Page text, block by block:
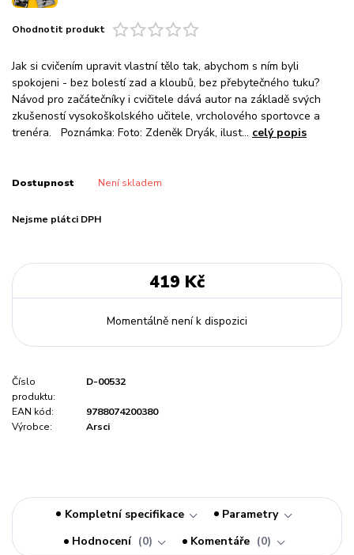
Ohodnotit produkt
Jak si cvičením upravit vlastní tělo tak, abychom s ním byli
spokojeni - bez bolestí zad a kloubů, bez přebytečného tuku?
Návod pro začátečníky i cvičitele dává autor na základě svých
zkušeností vysokoškolského učitele, vrcholového sportovce a
trenéra. Poznámka: Foto: Zdeněk Dryák, ilust... celý popis
Dostupnost Není skladem
Nejsme plátci DPH
419 Kč
Momentálně není k dispozici
Číslo
produktu:
D-00532
EAN kód:
9788074200380
Výrobce:
Arsci
Kompletní specifikace
Parametry
Hodnocení
0 Komentáře 0